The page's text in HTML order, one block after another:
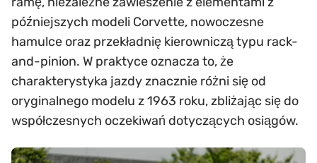
późniejszych modeli Corvette, nowoczesne
hamulce oraz przekładnię kierowniczą typu rack-
and-pinion. W praktyce oznacza to, że
charakterystyka jazdy znacznie różni się od
oryginalnego modelu z 1963 roku, zbliżając się do
współczesnych oczekiwań dotyczących osiągów.